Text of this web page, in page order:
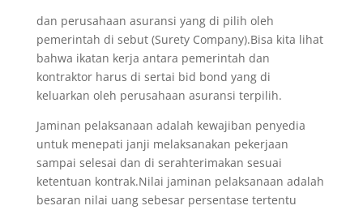
dan perusahaan asuransi yang di pilih oleh
pemerintah di sebut (Surety Company).Bisa kita lihat
bahwa ikatan kerja antara pemerintah dan
kontraktor harus di sertai bid bond yang di
keluarkan oleh perusahaan asuransi terpilih.
Jaminan pelaksanaan adalah kewajiban penyedia
untuk menepati janji melaksanakan pekerjaan
sampai selesai dan di serahterimakan sesuai
ketentuan kontrak.Nilai jaminan pelaksanaan adalah
besaran nilai uang sebesar persentase tertentu